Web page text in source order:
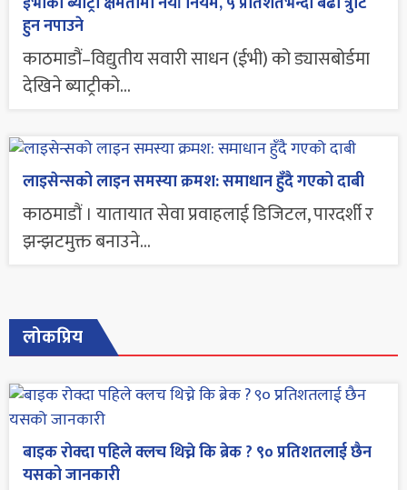
हुन नपाउने
काठमाडौं–विद्युतीय सवारी साधन (ईभी) को ड्यासबोर्डमा
देखिने ब्याट्रीको...
लाइसेन्सको लाइन समस्या क्रमश: समाधान हुँदै गएको दाबी
काठमाडौं । यातायात सेवा प्रवाहलाई डिजिटल, पारदर्शी र
झन्झटमुक्त बनाउने...
लोकप्रिय
बाइक रोक्दा पहिले क्लच थिच्ने कि ब्रेक ? ९० प्रतिशतलाई छैन
यसको जानकारी